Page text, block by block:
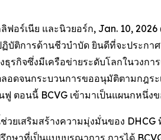
ฟอร์เนีย และนิวยอร์ก, Jan. 10, 2026
บัติการด้านชีวบำบัด ยินดีที่จะประกา
ธุรกิจซึ่งมีเครือข่ายระดับโลกในวง
อดจนกระบวนการขออนุมัติตามกฎ
ตอนนี้ BCVG เข้ามาเป็นแผนกหนึ่ง
วยเสริมสร้างความมุ่งมั่นของ
กษาที่เป็นแบบบูรณาการ การได้